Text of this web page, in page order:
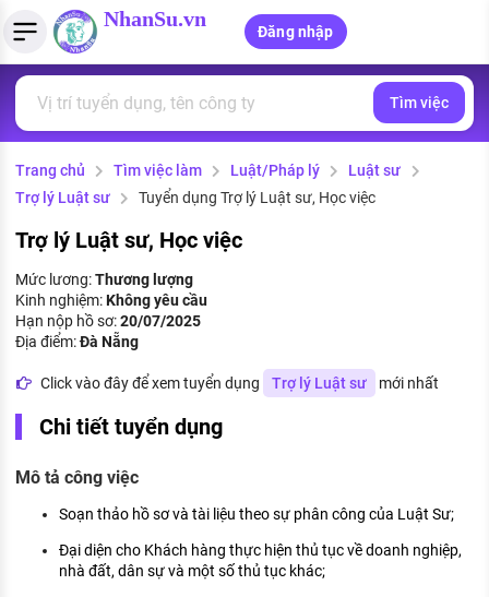
NhanSu.vn
Đăng nhập
Tìm việc làm
Việc làm ngành luật
Việc làm tốt nhất
CÔNG TY
Danh sách nhà tuyển dụng
Nhà tuyển dụng hàng đầu
Quản lý CV
Tải CV lên
MẪU CV THEO STYLE
Mẫu CV đơn giản
Mẫu CV hiện đại
Tính lương Gross - Net
Tính thuế thu nhập cá nhân
PHÁP LUẬT VIỆT NAM
Văn bản pháp luật
Chính sách mới
PHÁP LUẬT LAO ĐỘNG
Lao động và tiền lương
Bảo hiểm và phúc lợi
Thuế thu nhập
Hồ sơ biểu mẫu
Chính sách lao động
KHÁM PHÁ NGHỀ NGHIỆP
Tử vi nghề nghiệp
Tìm việc
Trang chủ Tìm việc làm Luật/Pháp lý
Luật sư
Trợ lý Luật sư
Tuyển dụng Trợ lý Luật sư, Học việc
Trợ lý Luật sư, Học việc
Mức lương:Thương lượng
Kinh nghiệm:Không yêu cầu
Hạn nộp hồ sơ:20/07/2025
Địa điểm:Đà Nẵng
Click vào đây để xem tuyển dụng Trợ lý Luật sư mới nhất
Chi tiết tuyển dụng
Mô tả công việc
Soạn thảo hồ sơ và tài liệu theo sự phân công của Luật Sư;
Đại diện cho Khách hàng thực hiện thủ tục về doanh nghiệp,
nhà đất, dân sự và một số thủ tục khác;